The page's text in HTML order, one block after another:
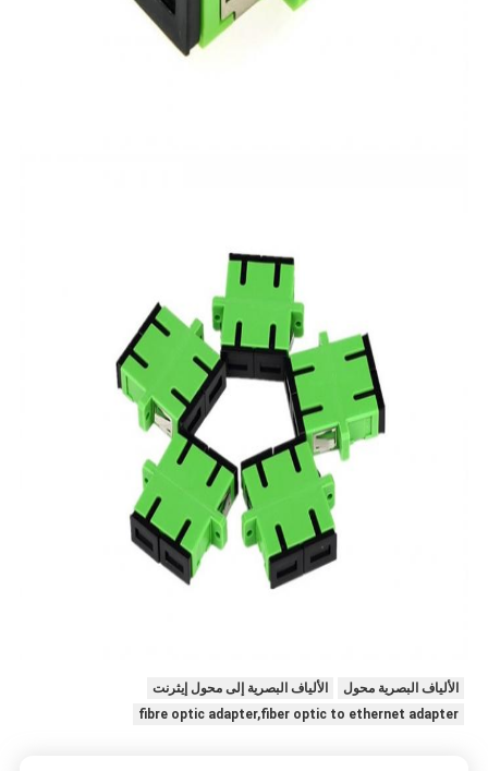
الألياف البصرية محول
الألياف البصرية إلى محول إيثرنت
fibre optic adapter,fiber optic to ethernet adapter